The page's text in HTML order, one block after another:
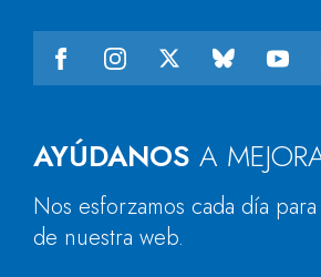
AYÚDANOS A
Nos esforzamos cada día
de nuestra web.